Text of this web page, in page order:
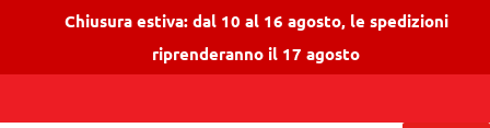
Chiusura estiva: dal 10 al 16 agosto, le spedizioni
riprenderanno il 17 agosto